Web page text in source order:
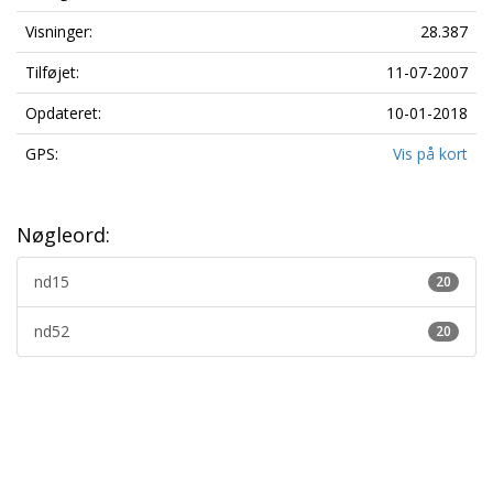
Visninger:
28.387
Tilføjet:
11-07-2007
Opdateret:
10-01-2018
GPS:
Vis på kort
Nøgleord:
20
nd15
20
nd52